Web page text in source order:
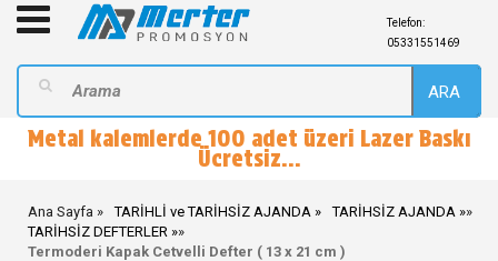
Telefon:
05331551469
ARA
Metal kalemlerde 100 adet üzeri Lazer Baskı
Ücretsiz...
Ana Sayfa TARİHLİ ve TARİHSİZ AJANDA »
TARİHSİZ AJANDA
»
TARİHSİZ DEFTERLER
Termoderi Kapak Cetvelli Defter ( 13 x 21 cm )